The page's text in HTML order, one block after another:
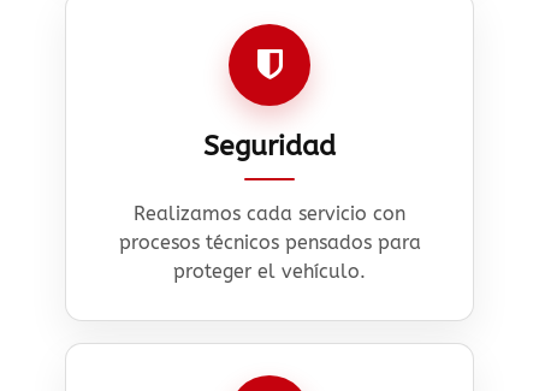
Seguridad
Realizamos cada servicio con
procesos técnicos pensados para
proteger el vehículo.